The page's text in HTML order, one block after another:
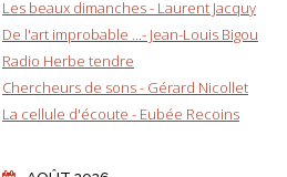
Les beaux dimanches - Laurent Jacquy
De l'art improbable ...- Jean-Louis Bigou
Radio Herbe tendre
Chercheurs de sons - Gérard Nicollet
La cellule d'écoute - Eubée Recoins